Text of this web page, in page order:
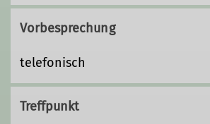
Vorbesprechung
telefonisch
Treffpunkt